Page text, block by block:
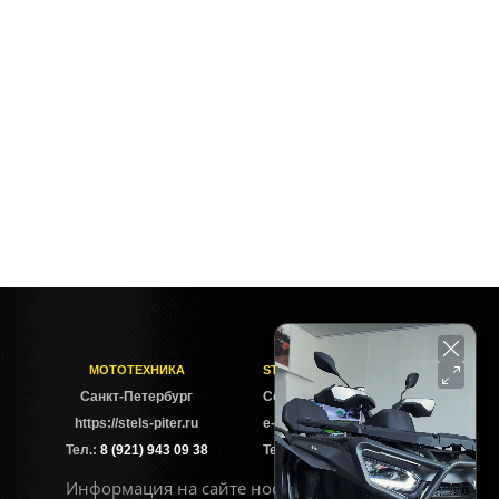
МОТОТЕХНИКА
Cанкт-Петербург
https://stels-piter.ru
Тел.: 8 (921) 943 09 38
STELS-PITER СОФИЙСКАЯ
Софийская ул. 6Б
e-mail: sales@stels-piter.ru
Тел.:8 (921) 943 09 38
Информация на сайте носит исключительно